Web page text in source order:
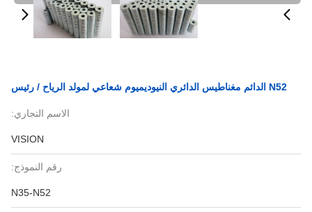
N52 الدائم مغناطيس الدائري النيوديميوم شعاعي لمولد الرياح / رئيس
الاسم التجاري:
VISION
رقم النموذج:
N35-N52